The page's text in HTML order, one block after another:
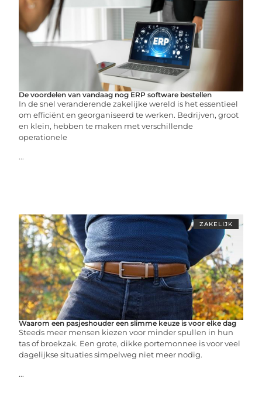
De voordelen van vandaag nog ERP software bestellen
In de snel veranderende zakelijke wereld is het essentieel
om efficiënt en georganiseerd te werken. Bedrijven, groot
en klein, hebben te maken met verschillende
operationele
...
ZAKELIJK
Waarom een pasjeshouder een slimme keuze is voor elke dag
Steeds meer mensen kiezen voor minder spullen in hun
tas of broekzak. Een grote, dikke portemonnee is voor veel
dagelijkse situaties simpelweg niet meer nodig.
...